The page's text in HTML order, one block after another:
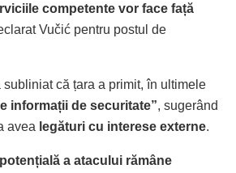
competente vor face față
Vučić pentru postul de
subliniat că țara a primit, în ultimele
informații de securitate”, sugerând
avea legături cu interese externe.
a atacului rămâne